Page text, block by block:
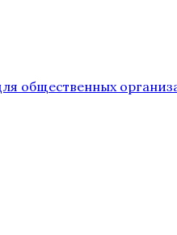
общественных